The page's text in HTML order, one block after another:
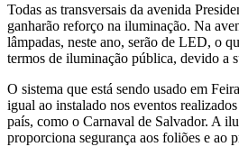
Todas as transversais da avenida
ganharão reforço na iluminação. Na
lâmpadas, neste ano, serão de LED, o
termos de iluminação pública, devido a
O sistema que está sendo usado em
igual ao instalado nos eventos
país, como o Carnaval de Salvador. A
proporciona segurança aos foliões e ao